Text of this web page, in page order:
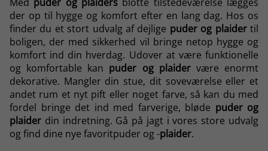
der op til hygge og komfort efter en lang dag. Hos os
finder du et stort udvalg af dejlige puder og plaidertil
boligen, der med sikkerhed vil bringe netop hygge og
komfort ind din hverdag. Udover at være funktionelle
og komfortable kan puder og plaidervære enormt
dekorative. Mangler din stue, dit soveværelse eller et
andet rum et nyt pift eller noget farve, så kan du med
fordel bringe det ind med farverige, bløde puder og
plaider din indretning. Gå på jagt i vores store udvalg
og find dine nye favoritpuder og -plaider.